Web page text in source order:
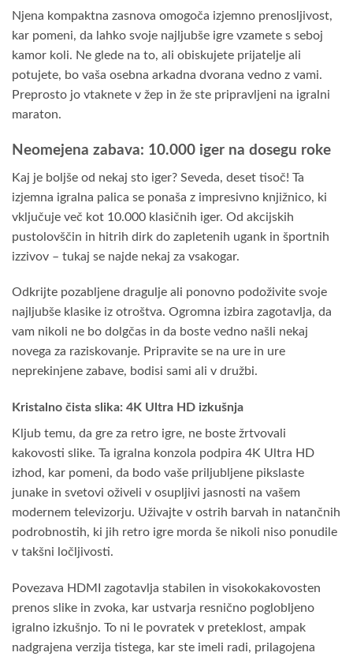
Njena kompaktna zasnova omogoča izjemno prenosljivost,
kar pomeni, da lahko svoje najljubše igre vzamete s seboj
kamor koli. Ne glede na to, ali obiskujete prijatelje ali
potujete, bo vaša osebna arkadna dvorana vedno z vami.
Preprosto jo vtaknete v žep in že ste pripravljeni na igralni
maraton.
Neomejena zabava: 10.000 iger na dosegu roke
Kaj je boljše od nekaj sto iger? Seveda, deset tisoč! Ta
izjemna igralna palica se ponaša z impresivno knjižnico, ki
vključuje več kot 10.000 klasičnih iger. Od akcijskih
pustolovščin in hitrih dirk do zapletenih ugank in športnih
izzivov – tukaj se najde nekaj za vsakogar.
Odkrijte pozabljene dragulje ali ponovno podoživite svoje
najljubše klasike iz otroštva. Ogromna izbira zagotavlja, da
vam nikoli ne bo dolgčas in da boste vedno našli nekaj
novega za raziskovanje. Pripravite se na ure in ure
neprekinjene zabave, bodisi sami ali v družbi.
Kristalno čista slika: 4K Ultra HD izkušnja
Kljub temu, da gre za retro igre, ne boste žrtvovali
kakovosti slike. Ta igralna konzola podpira 4K Ultra HD
izhod, kar pomeni, da bodo vaše priljubljene pikslaste
junake in svetovi oživeli v osupljivi jasnosti na vašem
modernem televizorju. Uživajte v ostrih barvah in natančnih
podrobnostih, ki jih retro igre morda še nikoli niso ponudile
v takšni ločljivosti.
Povezava HDMI zagotavlja stabilen in visokokakovosten
prenos slike in zvoka, kar ustvarja resnično poglobljeno
igralno izkušnjo. To ni le povratek v preteklost, ampak
nadgrajena verzija tistega, kar ste imeli radi, prilagojena